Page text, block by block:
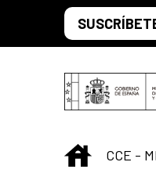
Saltar al contenido
INICIO
CCE -